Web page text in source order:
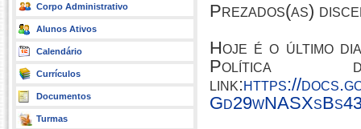
Corpo Administrativo
Alunos Ativos
Calendário
Currículos
Documentos
Turmas
Prezados(as)
Hoje é o último
Política
link:https://